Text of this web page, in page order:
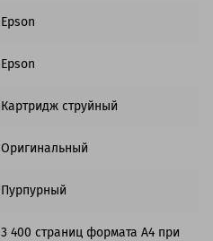
Epson
Epson
Картридж струйный
Оригинальный
Пурпурный
3 400 страниц формата А4 при